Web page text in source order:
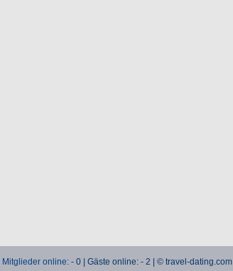
Mitglieder online: - 0 | Gäste online: - 2 | © travel-dating.com |